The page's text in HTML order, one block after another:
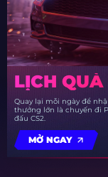
LỊCH QUÀ
Quay lại mỗi ngày để
thưởng lớn là chuyến đi
đấu CS2.
MỞ NGAY